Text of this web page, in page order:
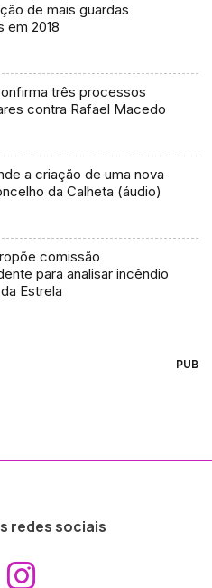
de mais guardas
em 2018
três processos
contra Rafael Macedo
a criação de uma nova
da Calheta (áudio)
comissão
para analisar incêndio
Estrela
PUB
redes sociais
Aceder ao